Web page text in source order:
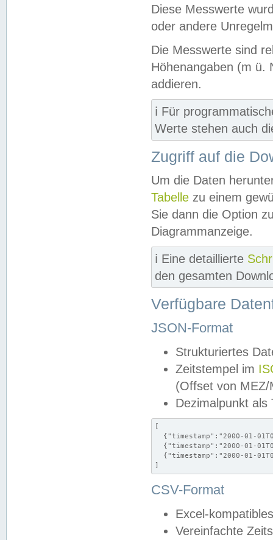
Diese Messwerte
oder andere
Die Messwerte sind
Höhenangaben (m ü.
addieren.
ℹ️ Für
Werte stehen auch
Zugriff auf die
Um die Daten
Tabelle zu einem
Sie dann die Option
Diagrammanzeige.
ℹ️ Eine detaillierte
den gesamten
Verfügbare
JSON-Format
Strukturiertes
Zeitstempel im
(Offset von MEZ/
Dezimalpunkt als
[
{"timestamp":"2000-01-
{"timestamp":"2000-01-
{"timestamp":"2000-01-
]
CSV-Format
Excel-
Vereinfachte